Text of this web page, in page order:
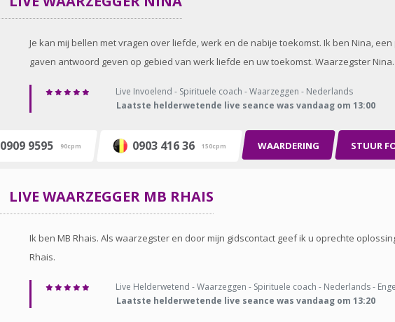
Je kan mij bellen met vragen over liefde, werk en de nabije toekomst. Ik ben Nina,
gaven antwoord geven op gebied van werk liefde en uw toekomst. Waarzegster Nina.
Live Invoelend - Spirituele coach - Waarzeggen - Nederlands
Laatste helderwetende live seance was vandaag om 13:00
0909 9595 90cpm 0903 416 36 150cpm WAARDERING STUUR
LIVE WAARZEGGER MB RHAIS
Ik ben MB Rhais. Als waarzegster en door mijn gidscontact geef ik u oprechte
Rhais.
Live Helderwetend - Waarzeggen - Spirituele coach - Nederlands -
Laatste helderwetende live seance was vandaag om 13:20